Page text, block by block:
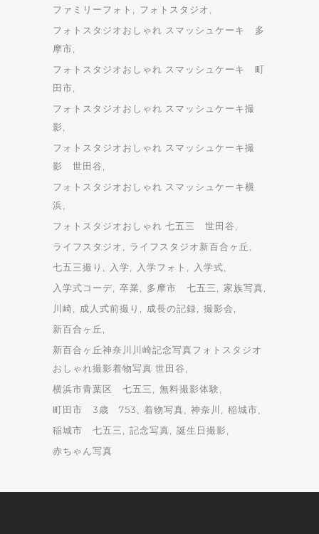
ファミリーフォト
フォトスタジオ
フォトスタジオおしゃれ スマッシュケーキ 多
摩市
フォトスタジオおしゃれ スマッシュケーキ 町
田市
フォトスタジオおしゃれ スマッシュケーキ撮
影
フォトスタジオおしゃれ スマッシュケーキ撮
影 世田谷
フォトスタジオおしゃれ スマッシュケーキ横
浜
フォトスタジオおしゃれ 七五三 世田谷
ライフスタジオ
ライフスタジオ新百合ヶ丘
七五三撮り
入学 入学フォト
入学式
入学式コーデ
卒業 多摩市 七五三
家族写真
川崎
成人式前撮り 成長の記録
撮影会
新百合ヶ丘
新百合ヶ丘神奈川川崎記念写真フォトスタジオ
おしゃれ撮影着物写真 世田谷
横浜市青葉区 七五三
無料撮影体験
町田市 3歳 753
着物写真 神奈川
稲城市
稲城市 七五三
記念写真
誕生日撮影
赤ちゃん写真